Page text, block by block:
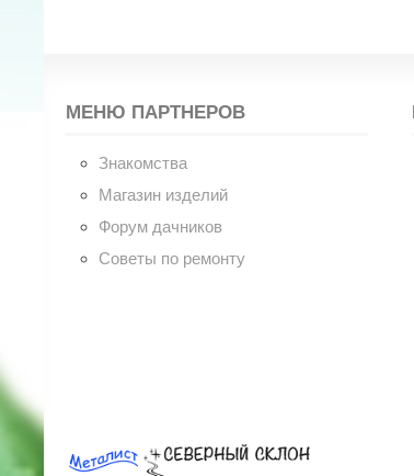
МЕНЮ ПАРТНЕРОВ
Знакомства
Магазин изделий
Форум дачников
Советы по ремонту